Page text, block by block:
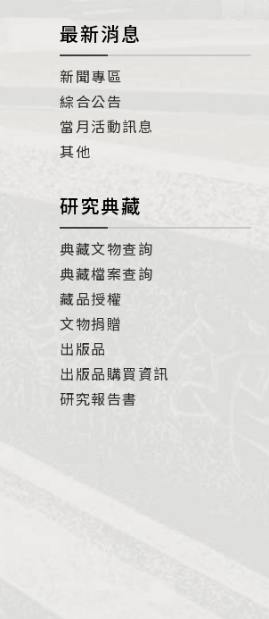
最新消息
新聞專區
綜合公告
當月活動訊息
其他
研究典藏
典藏文物查詢
典藏檔案查詢
藏品授權
文物捐贈
出版品
出版品購買資訊
研究報告書